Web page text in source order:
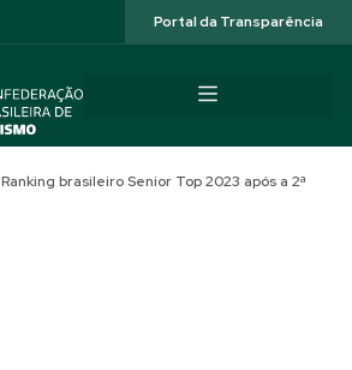
Portal da Transparência
Ranking brasileiro Senior Top 2023 após a 2ª